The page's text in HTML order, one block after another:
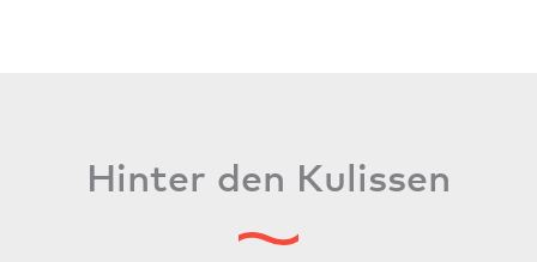
Hinter den Kulissen